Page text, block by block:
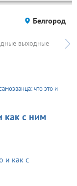
Белгород
выходные
что это и
как с ним